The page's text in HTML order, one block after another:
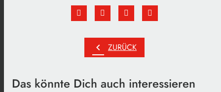
chevron_left ZURÜCK
Das könnte Dich auch interessieren